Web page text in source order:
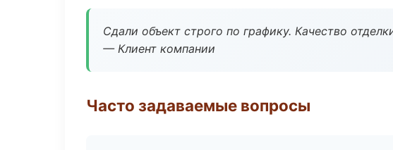
Сдали объект строго по графику. Качество
— Клиент компании
Часто задаваемые вопросы